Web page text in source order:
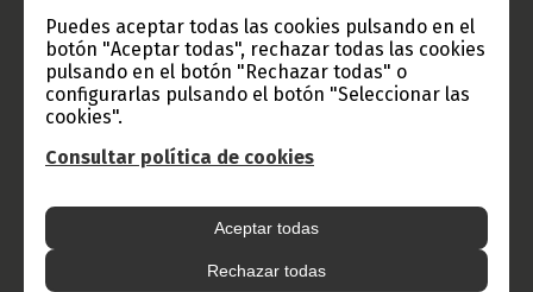
Puedes aceptar todas las cookies pulsando en el
botón "Aceptar todas", rechazar todas las cookies
pulsando en el botón "Rechazar todas" o
configurarlas pulsando el botón "Seleccionar las
cookies".
Consultar política de cookies
Aceptar todas
Rechazar todas
Gobierno e Instituciones
Información de Guinea Ecuatorial